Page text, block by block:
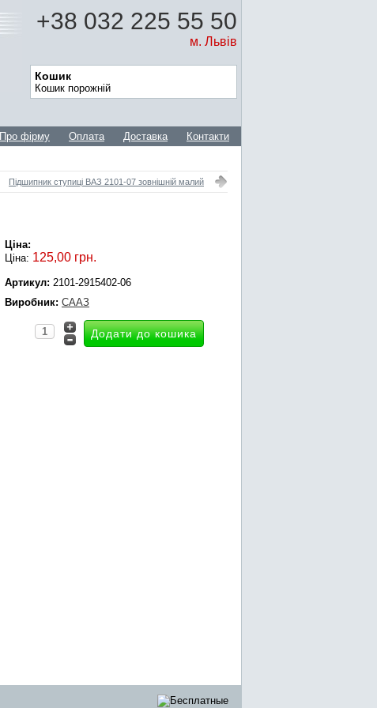
+38 032 225 55 50
м. Львів
Кошик
Кошик порожній
Про фірму Оплата Доставка Контакти
Підшипник ступиці ВАЗ 2101-07 зовнішній малий
Ціна:
Ціна: 125,00 грн.
Артикул: 2101-2915402-06
Виробник: СААЗ